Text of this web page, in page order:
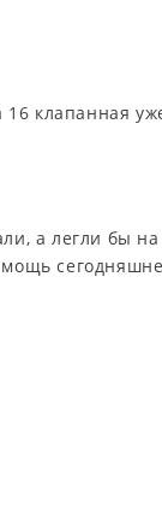
клапанная
а легли бы